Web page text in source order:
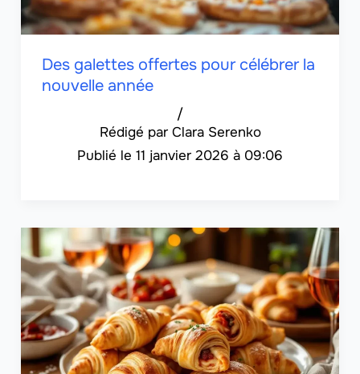
Des galettes offertes pour célébrer la
nouvelle année
Clara Serenko
/
11 janvier 2026 à 09:06